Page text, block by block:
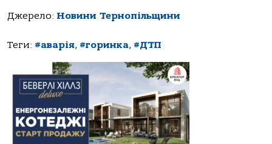
Джерело: Новини Тернопільщини
Теги: #аварія, #горинка, #ДТП